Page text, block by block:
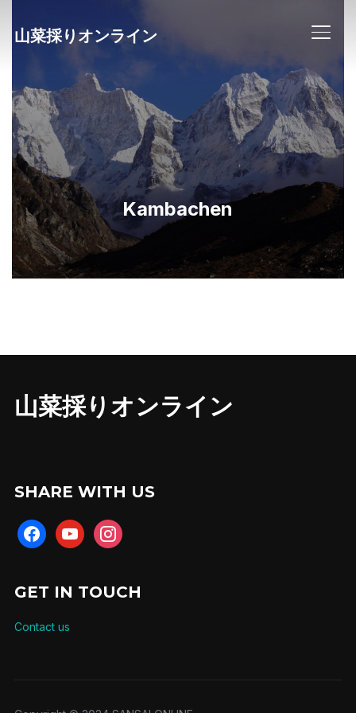
山菜採りオンライン サイ
Kambachen
山菜採りオンライン
SHARE WITH US
facebookyoutubeinstagram
GET IN TOUCH
Contact us